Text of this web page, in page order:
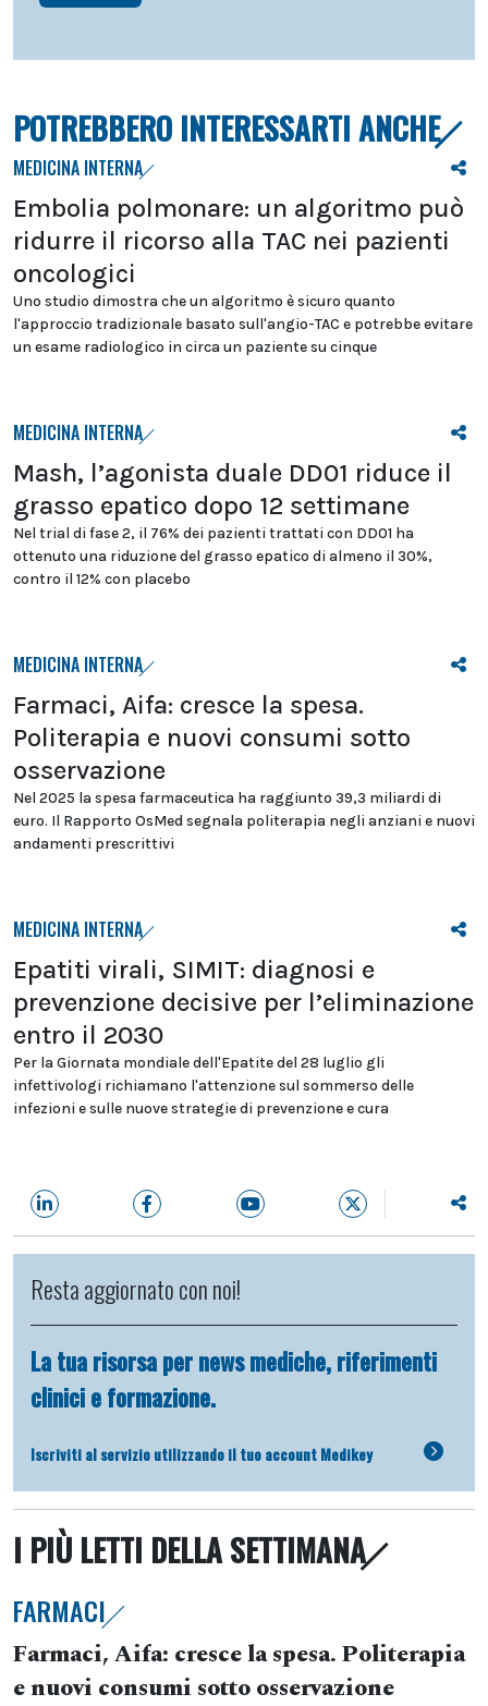
POTREBBERO INTERESSARTI ANCHE
MEDICINA INTERNA
Embolia polmonare: un algoritmo può
ridurre il ricorso alla TAC nei pazienti
oncologici
Uno studio dimostra che un algoritmo è sicuro quanto
l'approccio tradizionale basato sull'angio-TAC e potrebbe evitare
un esame radiologico in circa un paziente su cinque
MEDICINA INTERNA
Mash, l’agonista duale DD01 riduce il
grasso epatico dopo 12 settimane
Nel trial di fase 2, il 76% dei pazienti trattati con DD01 ha
ottenuto una riduzione del grasso epatico di almeno il 30%,
contro il 12% con placebo
MEDICINA INTERNA
Farmaci, Aifa: cresce la spesa.
Politerapia e nuovi consumi sotto
osservazione
Nel 2025 la spesa farmaceutica ha raggiunto 39,3 miliardi di
euro. Il Rapporto OsMed segnala politerapia negli anziani e nuovi
andamenti prescrittivi
MEDICINA INTERNA
Epatiti virali, SIMIT: diagnosi e
prevenzione decisive per l’eliminazione
entro il 2030
Per la Giornata mondiale dell'Epatite del 28 luglio gli
infettivologi richiamano l'attenzione sul sommerso delle
infezioni e sulle nuove strategie di prevenzione e cura
Resta aggiornato con noi!
La tua risorsa per news mediche, riferimenti
clinici e formazione.
Iscriviti al servizio utilizzando il tuo account Medikey
I PIÙ LETTI DELLA SETTIMANA
FARMACI
Farmaci, Aifa: cresce la spesa. Politerapia
e nuovi consumi sotto osservazione